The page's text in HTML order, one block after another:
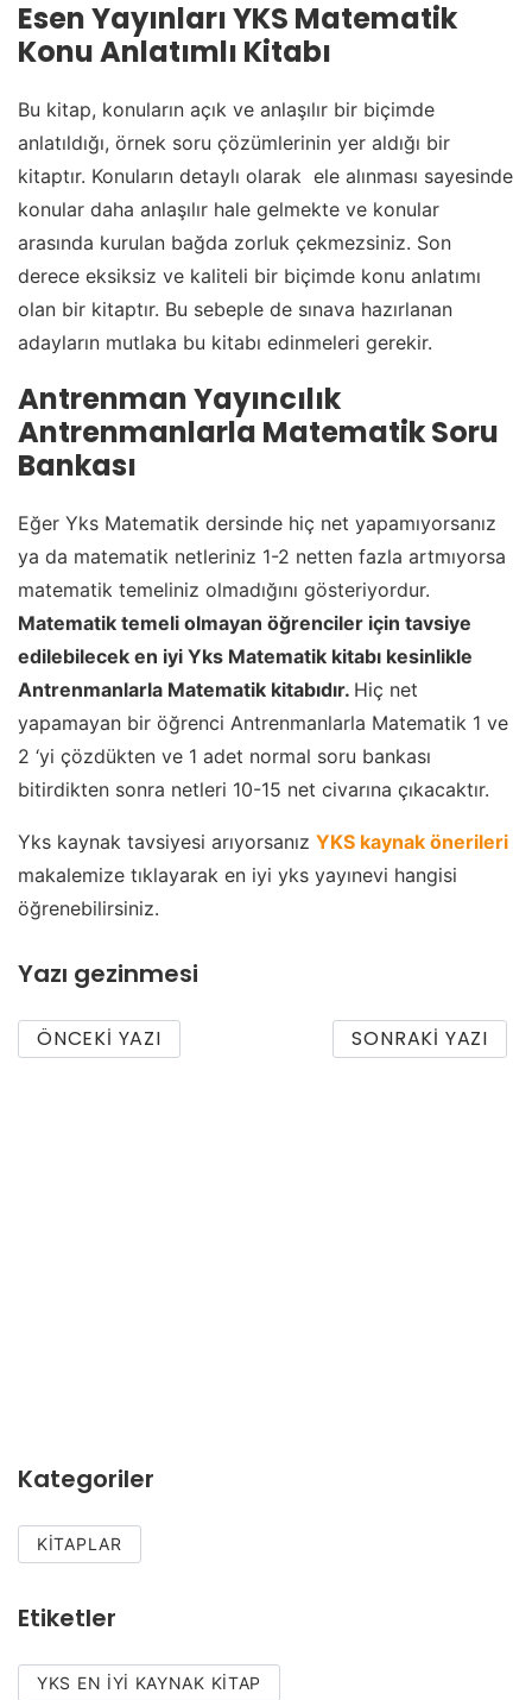
Esen Yayınları YKS Matematik
Konu Anlatımlı Kitabı
Bu kitap, konuların açık ve anlaşılır bir biçimde
anlatıldığı, örnek soru çözümlerinin yer aldığı bir
kitaptır. Konuların detaylı olarak ele alınması sayesinde
konular daha anlaşılır hale gelmekte ve konular
arasında kurulan bağda zorluk çekmezsiniz. Son
derece eksiksiz ve kaliteli bir biçimde konu anlatımı
olan bir kitaptır. Bu sebeple de sınava hazırlanan
adayların mutlaka bu kitabı edinmeleri gerekir.
Antrenman Yayıncılık
Antrenmanlarla Matematik Soru
Bankası
Eğer Yks Matematik dersinde hiç net yapamıyorsanız
ya da matematik netleriniz 1-2 netten fazla artmıyorsa
matematik temeliniz olmadığını gösteriyordur.
Matematik temeli olmayan öğrenciler için tavsiye
edilebilecek en iyi Yks Matematik kitabı kesinlikle
Antrenmanlarla Matematik kitabıdır. Hiç net
yapamayan bir öğrenci Antrenmanlarla Matematik 1 ve
2 ‘yi çözdükten ve 1 adet normal soru bankası
bitirdikten sonra netleri 10-15 net civarına çıkacaktır.
Yks kaynak tavsiyesi arıyorsanız YKS kaynak önerileri
makalemize tıklayarak en iyi yks yayınevi hangisi
öğrenebilirsiniz.
Yazı gezinmesi
ÖNCEKI YAZI SONRAKI YAZI
Kategoriler
KITAPLAR
Etiketler
YKS EN IYI KAYNAK KITAP